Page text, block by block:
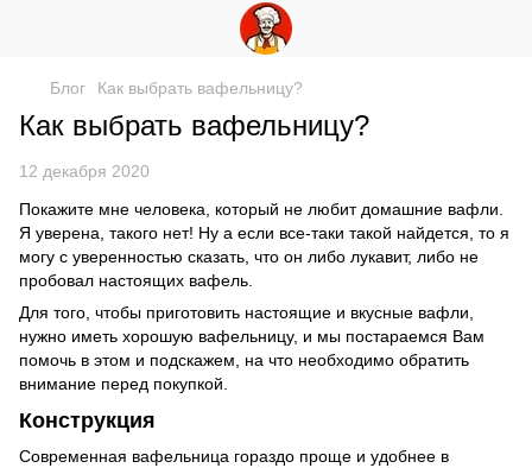
Блог Как выбрать вафельницу?
Как выбрать вафельницу?
12 декабря 2020
Покажите мне человека, который не любит домашние вафли.
Я уверена, такого нет! Ну а если все-таки такой найдется, то я
могу с уверенностью сказать, что он либо лукавит, либо не
пробовал настоящих вафель.
Для того, чтобы приготовить настоящие и вкусные вафли,
нужно иметь хорошую вафельницу, и мы постараемся Вам
помочь в этом и подскажем, на что необходимо обратить
внимание перед покупкой.
Конструкция
Современная вафельница гораздо проще и удобнее в